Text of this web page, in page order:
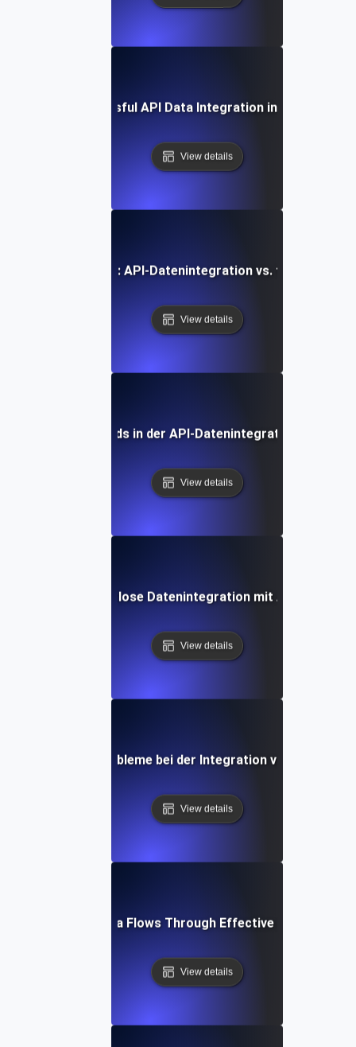
Study: Successful API Data Integration in Enterprise
View details
Analyse: API-Datenintegration vs. traditionelle
View details
Zukünftige Trends in der API-Datenintegration und -
View details
Wie man nahtlose Datenintegration mit APIs erreicht
View details
man häufige Probleme bei der Integration von API-
View details
Optimizing Data Flows Through Effective API
View details